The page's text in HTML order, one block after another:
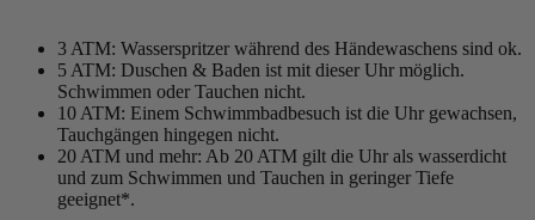
3 ATM: Wasserspritzer während des Händewaschens sind ok.
5 ATM: Duschen & Baden ist mit dieser Uhr möglich.
Schwimmen oder Tauchen nicht.
10 ATM: Einem Schwimmbadbesuch ist die Uhr gewachsen,
Tauchgängen hingegen nicht.
20 ATM und mehr: Ab 20 ATM gilt die Uhr als wasserdicht
und zum Schwimmen und Tauchen in geringer Tiefe
geeignet*.